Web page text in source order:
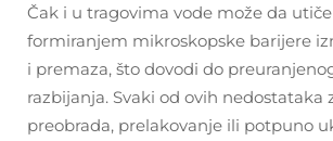
Čak i u tragovima vode može da
formiranjem mikroskopske barijere
i premaza, što dovodi do
razbijanja. Svaki od ovih nedostataka
preobrada, prelakovanje ili potpuno